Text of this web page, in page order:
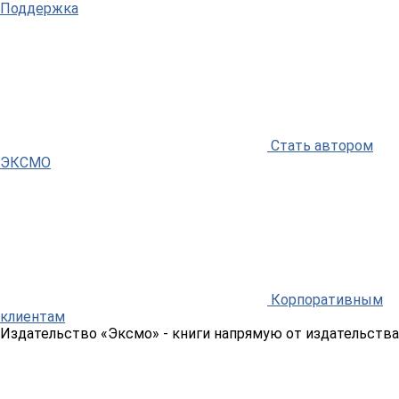
Поддержка
Стать автором
ЭКСМО
Корпоративным
клиентам
Издательство «Эксмо» - книги напрямую от издательства